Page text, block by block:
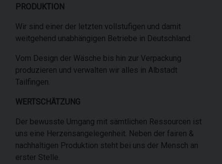
PRODUKTION
Wir sind einer der letzten vollstufigen und damit
weitgehend unabhängigen Betriebe in Deutschland:
Vom Design der Wäsche bis hin zur Verpackung
produzieren und verwalten wir alles in Albstadt
Tailfingen.
WERTSCHÄTZUNG
Der bewusste Umgang mit sämtlichen Ressourcen ist
uns eine Herzensangelegenheit. Neben der fairen &
nachhaltigen Produktion steht bei uns der Mensch an
erster Stelle.